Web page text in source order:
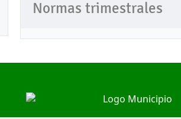
Normas trimestrales